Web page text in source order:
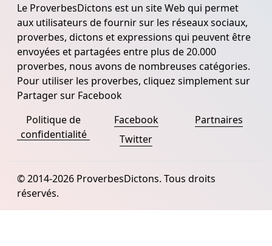
Le ProverbesDictons est un site Web qui permet
aux utilisateurs de fournir sur les réseaux sociaux,
proverbes, dictons et expressions qui peuvent être
envoyées et partagées entre plus de 20.000
proverbes, nous avons de nombreuses catégories.
Pour utiliser les proverbes, cliquez simplement sur
Partager sur Facebook
Politique de
confidentialité
Facebook
Twitter
Partnaires
© 2014-2026 ProverbesDictons. Tous droits
réservés.